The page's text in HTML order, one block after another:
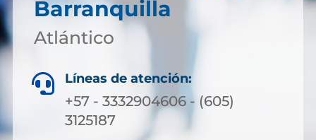
Barranquilla
Atlántico
 Líneas de atención:
+57 - 3332904606 - (605)
3125187